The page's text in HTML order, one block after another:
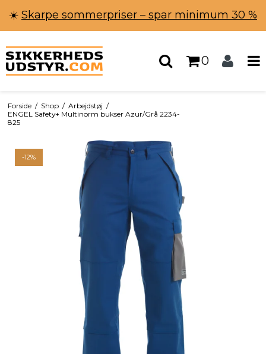
☀️ Skarpe sommerpriser – spar minimum 30 %
0
Forside / Shop / Arbejdstøj /
ENGEL Safety+ Multinorm bukser Azur/Grå 2234-
825
-12%